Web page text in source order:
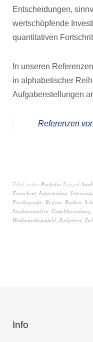
Entscheidungen,
wertschöpfende
quantitativen
In unseren
in alphabetischer
Aufgabenstellungen
Referenzen
Filed underPortfolio Tagged
Fortschritt, Infrastruktur,
Psychografie, Region, Risiken,
Strukturanalyse, Umfeldforschung,
Wettbewerbsumfeld, Zielgebiet,
Info